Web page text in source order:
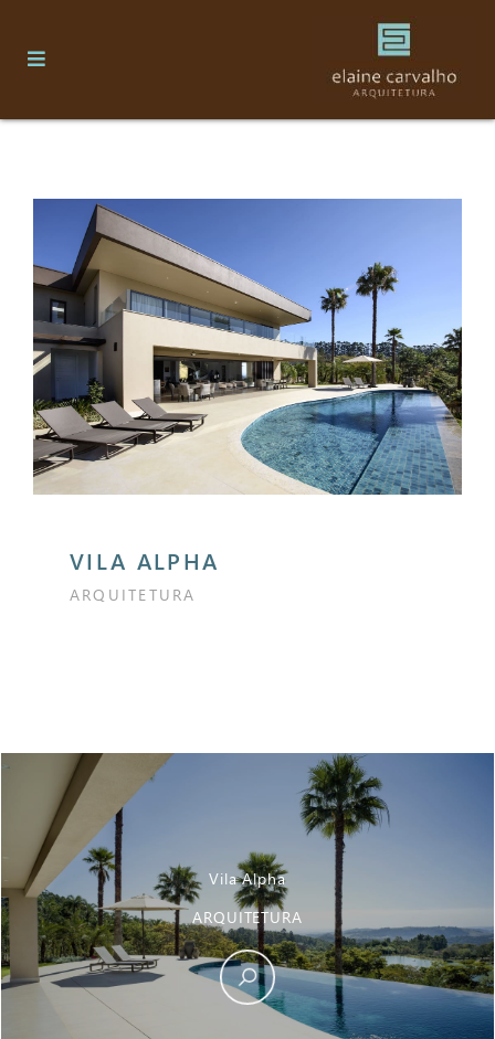
VILA ALPHA
ARQUITETURA
Vila Alpha
ARQUITETURA